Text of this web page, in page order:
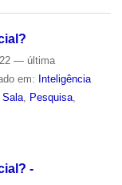
— última
em: Inteligência
Sala, Pesquisa,
-